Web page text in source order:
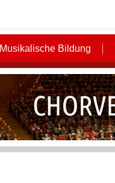
Musikalische Bildung